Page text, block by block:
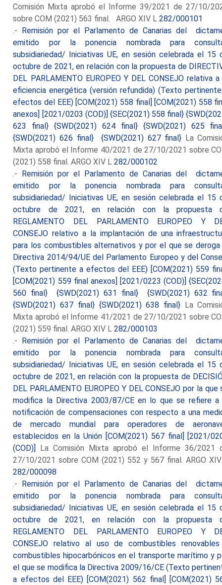
Comisión Mixta aprobó el Informe 39/2021 de 27/10/
sobre COM (2021) 563 final. ARGO XIV L282/000101
.- Remisión por el Parlamento de Canarias del
emitido por la ponencia nombrada para
subsidiariedad/ Iniciativas UE, en sesión celebrada el 15
octubre de 2021, en relación con la propuesta de
DEL PARLAMENTO EUROPEO Y DEL CONSEJO relativa
eficiencia energética (versión refundida) (Texto
efectos del EEE) [COM(2021) 558 final] [COM(2021) 558
anexos] [2021/0203 (COD)] {SEC(2021) 558 final}
623 final} {SWD(2021) 624 final} {SWD(2021) 625
{SWD(2021) 626 final} {SWD(2021) 627 final} La
Mixta aprobó el Informe 40/2021 de 27/10/2021 sobre
(2021) 558 final. ARGO XIV L282/000102
.- Remisión por el Parlamento de Canarias del
emitido por la ponencia nombrada para
subsidiariedad/ Iniciativas UE, en sesión celebrada el 15
octubre de 2021, en relación con la propuesta
REGLAMENTO DEL PARLAMENTO EUROPEO Y
CONSEJO relativo a la implantación de una
para los combustibles alternativos y por el que se deroga
Directiva 2014/94/UE del Parlamento Europeo y del
(Texto pertinente a efectos del EEE) [COM(2021) 559
[COM(2021) 559 final anexos] [2021/0223 (COD)]
560 final} {SWD(2021) 631 final} {SWD(2021) 632
{SWD(2021) 637 final} {SWD(2021) 638 final}La
Mixta aprobó el Informe 41/2021 de 27/10/2021 sobre
(2021) 559 final. ARGO XIV L282/000103
.- Remisión por el Parlamento de Canarias del
emitido por la ponencia nombrada para
subsidiariedad/ Iniciativas UE, en sesión celebrada el 15
octubre de 2021, en relación con la propuesta de
DEL PARLAMENTO EUROPEO Y DEL CONSEJO por la que
modifica la Directiva 2003/87/CE en lo que se refiere a
notificación de compensaciones con respecto a una
de mercado mundial para operadores de
establecidos en la Unión [COM(2021) 567 final] [2021/
(COD)]
La Comisión Mixta aprobó el Informe 36/2021
27/10/2021 sobre COM (2021) 552 y 567 final. ARGO
282/000098
.- Remisión por el Parlamento de Canarias del
emitido por la ponencia nombrada para
subsidiariedad/ Iniciativas UE, en sesión celebrada el 15
octubre de 2021, en relación con la propuesta
REGLAMENTO DEL PARLAMENTO EUROPEO Y
CONSEJO relativo al uso de combustibles
combustibles hipocarbónicos en el transporte marítimo y
el que se modifica la Directiva 2009/16/CE (Texto
a efectos del EEE) [COM(2021) 562 final] [COM(2021)